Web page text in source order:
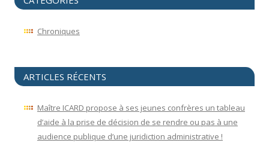
Chroniques
ARTICLES RÉCENTS
Maître ICARD propose à ses jeunes confrères un tableau
d’aide à la prise de décision de se rendre ou pas à une
audience publique d’une juridiction administrative !